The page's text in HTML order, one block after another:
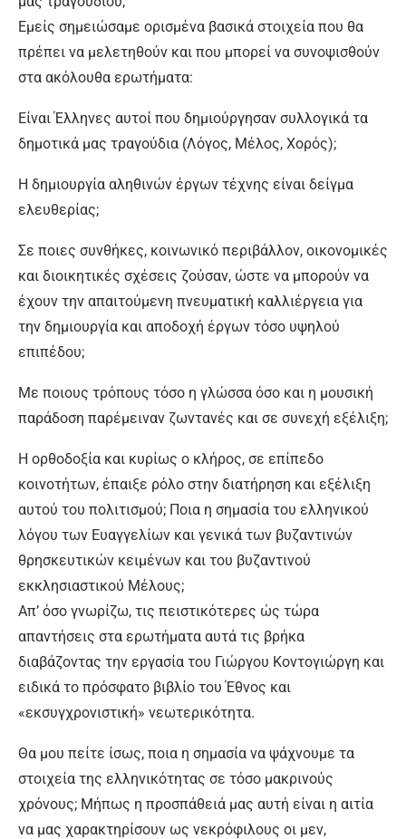
Εμείς σημειώσαμε ορισμένα βασικά στοιχεία που θα
πρέπει να μελετηθούν και που μπορεί να συνοψισθούν
στα ακόλουθα ερωτήματα:
Είναι Έλληνες αυτοί που δημιούργησαν συλλογικά τα
δημοτικά μας τραγούδια (Λόγος, Μέλος, Χορός);
Η δημιουργία αληθινών έργων τέχνης είναι δείγμα
ελευθερίας;
Σε ποιες συνθήκες, κοινωνικό περιβάλλον, οικονομικές
και διοικητικές σχέσεις ζούσαν, ώστε να μπορούν να
έχουν την απαιτούμενη πνευματική καλλιέργεια για
την δημιουργία και αποδοχή έργων τόσο υψηλού
επιπέδου;
Με ποιους τρόπους τόσο η γλώσσα όσο και η μουσική
παράδοση παρέμειναν ζωντανές και σε συνεχή εξέλιξη;
Η ορθοδοξία και κυρίως ο κλήρος, σε επίπεδο
κοινοτήτων, έπαιξε ρόλο στην διατήρηση και εξέλιξη
αυτού του πολιτισμού; Ποια η σημασία του ελληνικού
λόγου των Ευαγγελίων και γενικά των βυζαντινών
θρησκευτικών κειμένων και του βυζαντινού
εκκλησιαστικού Μέλους;
Απ’ όσο γνωρίζω, τις πειστικότερες ώς τώρα
απαντήσεις στα ερωτήματα αυτά τις βρήκα
διαβάζοντας την εργασία του Γιώργου Κοντογιώργη και
ειδικά το πρόσφατο βιβλίο του Έθνος και
«εκσυγχρονιστική» νεωτερικότητα.
Θα μου πείτε ίσως, ποια η σημασία να ψάχνουμε τα
στοιχεία της ελληνικότητας σε τόσο μακρινούς
χρόνους; Μήπως η προσπάθειά μας αυτή είναι η αιτία
να μας χαρακτηρίσουν ως νεκρόφιλους οι μεν,